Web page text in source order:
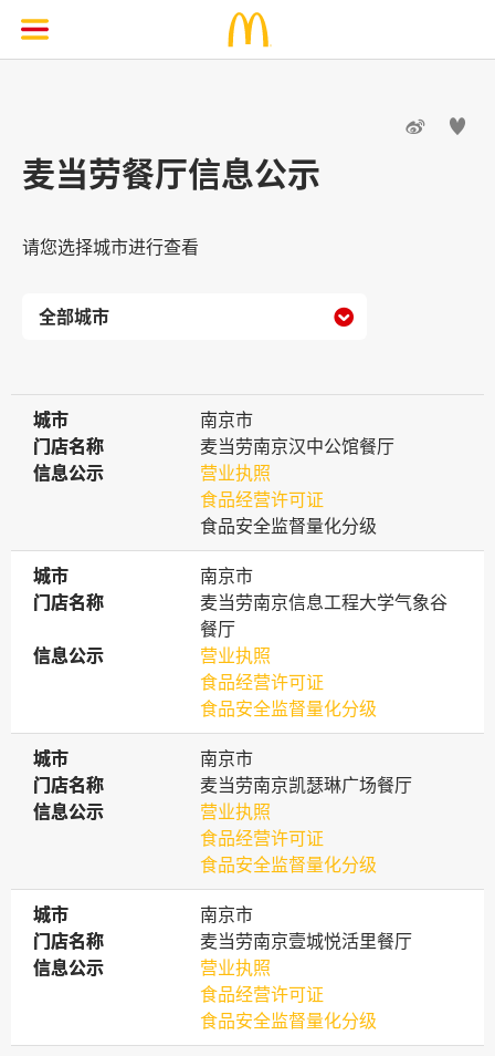
 
麦当劳餐厅信息公示
请您选择城市进行查看

城市
城市
南京市
门店名称
门店名称
麦当劳南京汉中公馆餐厅
信息公示
信息公示
营业执照
食品经营许可证
食品安全监督量化分级
城市
城市
南京市
门店名称
门店名称
麦当劳南京信息工程大学气象谷
餐厅
信息公示
信息公示
营业执照
食品经营许可证
食品安全监督量化分级
城市
城市
南京市
门店名称
门店名称
麦当劳南京凯瑟琳广场餐厅
信息公示
信息公示
营业执照
食品经营许可证
食品安全监督量化分级
城市
城市
南京市
门店名称
门店名称
麦当劳南京壹城悦活里餐厅
信息公示
信息公示
营业执照
食品经营许可证
食品安全监督量化分级